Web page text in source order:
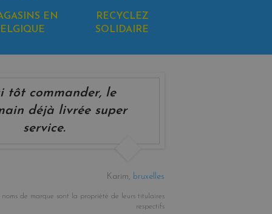
EN
RECYCLEZ
SOLIDAIRE
tôt commander, le
déjà livrée super
service.
Karim, bruxelles
de marque sont la propriété de leurs titulaires
respectifs